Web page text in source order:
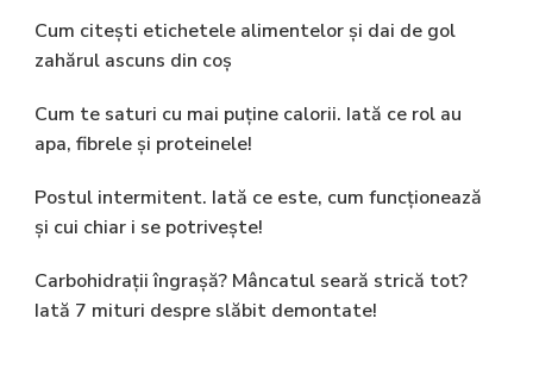
Cum citești etichetele alimentelor și dai de gol
zahărul ascuns din coș
Cum te saturi cu mai puține calorii. Iată ce rol au
apa, fibrele și proteinele!
Postul intermitent. Iată ce este, cum funcționează
și cui chiar i se potrivește!
Carbohidrații îngrașă? Mâncatul seară strică tot?
Iată 7 mituri despre slăbit demontate!